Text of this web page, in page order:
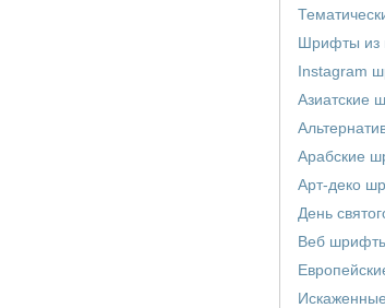
Шрифты из
Instagram
Азиатские
Арабские
Арт-деко
День
Веб